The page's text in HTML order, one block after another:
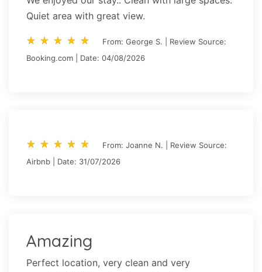
Quiet area with great view.
star_rate star_rate star_rate star_rate star_rate
star_rate star_rate star_rate star_rate star_rate
From: George S. | Review Source:
Booking.com | Date: 04/08/2026
star_rate star_rate star_rate star_rate star_rate
star_rate star_rate star_rate star_rate star_rate
From: Joanne N. | Review Source:
Airbnb | Date: 31/07/2026
Amazing
Perfect location, very clean and very